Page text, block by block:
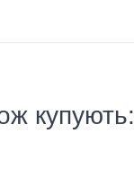
купують: